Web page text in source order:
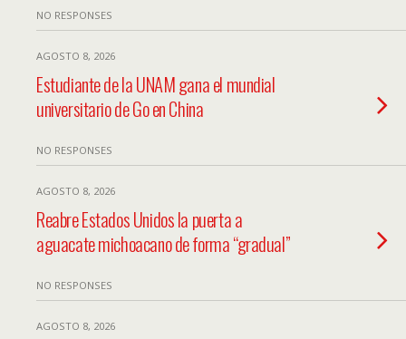
NO RESPONSES
AGOSTO 8, 2026
Estudiante de la UNAM gana el mundial
universitario de Go en China
NO RESPONSES
AGOSTO 8, 2026
Reabre Estados Unidos la puerta a
aguacate michoacano de forma “gradual”
NO RESPONSES
AGOSTO 8, 2026